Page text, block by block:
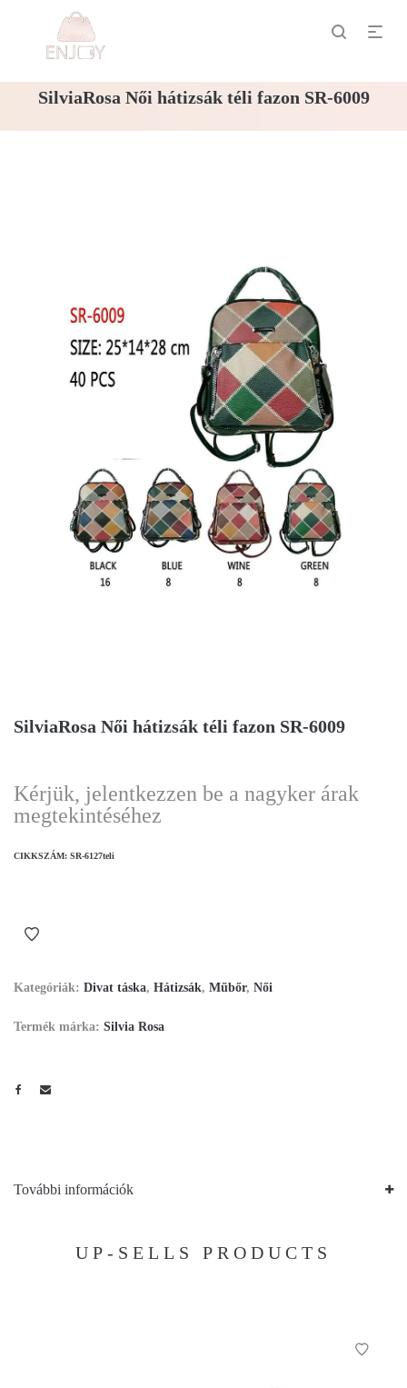
SilviaRosa Női hátizsák téli fazon SR-6009
SilviaRosa Női hátizsák téli fazon SR-6009
Kérjük, jelentkezzen be a nagyker árak
megtekintéséhez
CIKKSZÁM: SR-6127teli
Kategóriák: Divat táska, Hátizsák, Műbőr, Női
Termék márka: Silvia Rosa
További információk
UP-SELLS PRODUCTS